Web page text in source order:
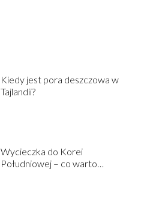
Kiedy jest pora deszczowa w
Tajlandii?
Wycieczka do Korei
Południowej – co warto